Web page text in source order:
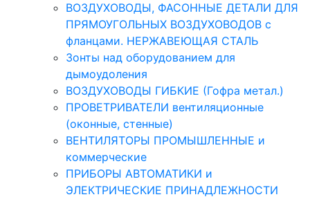
ВОЗДУХОВОДЫ, ФАСОННЫЕ ДЕТАЛИ ДЛЯ
ПРЯМОУГОЛЬНЫХ ВОЗДУХОВОДОВ с
фланцами. НЕРЖАВЕЮЩАЯ СТАЛЬ
Зонты над оборудованием для
дымоудоления
ВОЗДУХОВОДЫ ГИБКИЕ (Гофра метал.)
ПРОВЕТРИВАТЕЛИ вентиляционные
(оконные, стенные)
ВЕНТИЛЯТОРЫ ПРОМЫШЛЕННЫЕ и
коммерческие
ПРИБОРЫ АВТОМАТИКИ и
ЭЛЕКТРИЧЕСКИЕ ПРИНАДЛЕЖНОСТИ